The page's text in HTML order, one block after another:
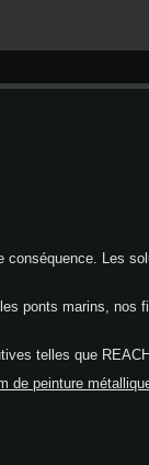
Les
ponts marins, nos
telles que
de peinture